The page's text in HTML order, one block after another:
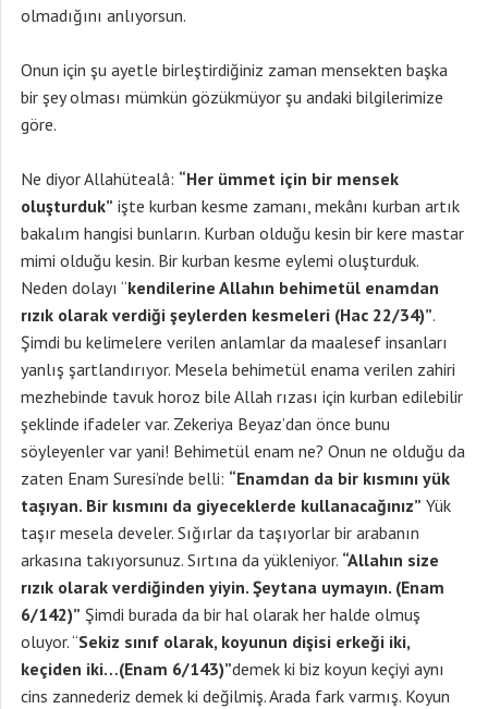
olmadığını anlıyorsun.
Onun için şu ayetle birleştirdiğiniz zaman mensekten başka
bir şey olması mümkün gözükmüyor şu andaki bilgilerimize
göre.
Ne diyor Allahütealâ: “Her ümmet için bir mensek
oluşturduk” işte kurban kesme zamanı, mekânı kurban artık
bakalım hangisi bunların. Kurban olduğu kesin bir kere mastar
mimi olduğu kesin. Bir kurban kesme eylemi oluşturduk.
Neden dolayı “kendilerine Allahın behimetül enamdan
rızık olarak verdiği şeylerden kesmeleri (Hac 22/34)”.
Şimdi bu kelimelere verilen anlamlar da maalesef insanları
yanlış şartlandırıyor. Mesela behimetül enama verilen zahiri
mezhebinde tavuk horoz bile Allah rızası için kurban edilebilir
şeklinde ifadeler var. Zekeriya Beyaz’dan önce bunu
söyleyenler var yani! Behimetül enam ne? Onun ne olduğu da
zaten Enam Suresi’nde belli: “Enamdan da bir kısmını yük
taşıyan. Bir kısmını da giyeceklerde kullanacağınız” Yük
taşır mesela develer. Sığırlar da taşıyorlar bir arabanın
arkasına takıyorsunuz. Sırtına da yükleniyor. “Allahın size
rızık olarak verdiğinden yiyin. Şeytana uymayın. (Enam
6/142)” Şimdi burada da bir hal olarak her halde olmuş
oluyor. “Sekiz sınıf olarak, koyunun dişisi erkeği iki,
keçiden iki…(Enam 6/143)”demek ki biz koyun keçiyi aynı
cins zannederiz demek ki değilmiş. Arada fark varmış. Koyun